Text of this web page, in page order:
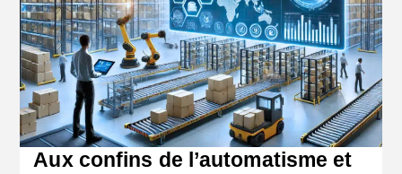
Aux confins de l’automatisme et